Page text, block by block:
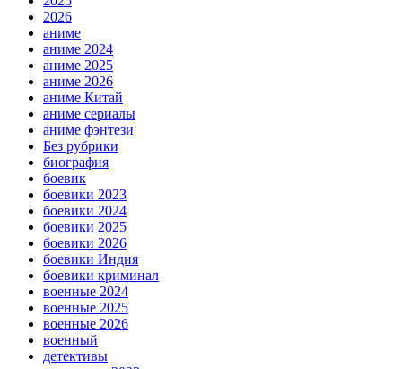
2026
аниме
аниме 2024
аниме 2025
аниме 2026
аниме Китай
аниме сериалы
аниме фэнтези
Без рубрики
биография
боевик
боевики 2023
боевики 2024
боевики 2025
боевики 2026
боевики Индия
боевики криминал
военные 2024
военные 2025
военные 2026
военный
детективы